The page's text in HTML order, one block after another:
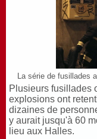
La série de fusillades
Plusieurs fusillades
explosions ont
dizaines de
y aurait jusqu'à 60
lieu aux Halles.